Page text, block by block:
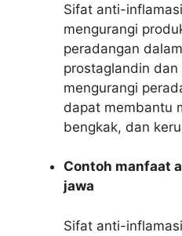
Sifat anti-
mengurangi
peradangan
prostaglandin dan
mengurangi
dapat membantu
bengkak, dan
Contoh manfaat
jawa
Sifat anti-